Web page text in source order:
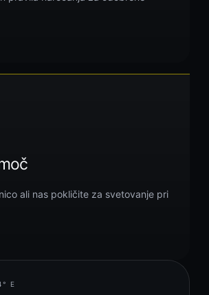
ali nas pokličite za svetovanje pri
E